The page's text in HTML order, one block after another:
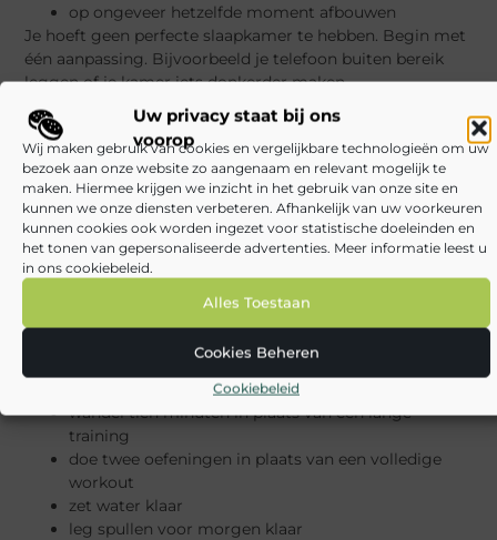
Uw privacy staat bij ons
voorop
Wij maken gebruik van cookies en vergelijkbare technologieën om uw
bezoek aan onze website zo aangenaam en relevant mogelijk te
maken. Hiermee krijgen we inzicht in het gebruik van onze site en
kunnen we onze diensten verbeteren. Afhankelijk van uw voorkeuren
kunnen cookies ook worden ingezet voor statistische doeleinden en
het tonen van gepersonaliseerde advertenties. Meer informatie leest u
in ons cookiebeleid.
Alles Toestaan
Cookies Beheren
Cookiebeleid
op ongeveer hetzelfde moment afbouwen
Je hoeft geen perfecte slaapkamer te hebben. Begin met
één aanpassing. Bijvoorbeeld je telefoon buiten bereik
leggen of je kamer iets donkerder maken.
Voor meer verdieping pastgezonde slaapgewoontes
goed bij dit onderwerp.
Gezond leven thuis met weinig tijd
Veel mensen denken dat gezond leven veel tijd kost.
Soms klopt dat, maar vaak kun je beginnen met korte
acties.
Gezond leven thuis tips voor weinig tijd:
maak een ontbijt dat in vijf minuten klaar is
gebruik diepvriesgroente
wandel tien minuten in plaats van een lange
training
doe twee oefeningen in plaats van een volledige
workout
zet water klaar
leg spullen voor morgen klaar